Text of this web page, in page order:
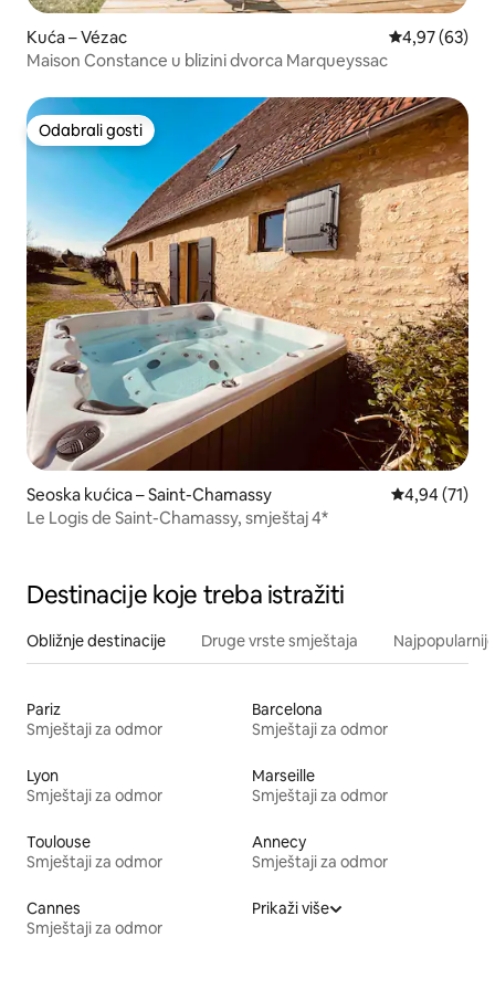
Kuća – Vézac Prosječna
4,97 (63)
Maison Constance u blizini dvorca Marqueyssac
Odabrali gosti
Odabrali gosti
Seoska kućica – Saint-Chamassy Prosječna
4,94 (71)
Le Logis de Saint-Chamassy, smještaj 4*
Destinacije koje treba istražiti
Obližnje destinacije Druge vrste smještaja
Pariz
Smještaji za odmor
Barcelona
Smještaji za odmor
Lyon
Smještaji za odmor
Marseille
Smještaji za odmor
Toulouse
Smještaji za odmor
Annecy
Smještaji za odmor
Cannes
Smještaji za odmor
Prikaži više